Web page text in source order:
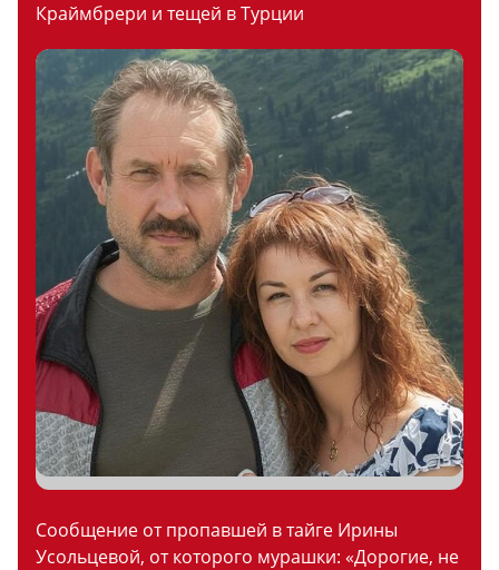
Краймбрери и тещей в Турции
Сообщение от пропавшей в тайге Ирины
Усольцевой, от которого мурашки: «Дорогие, не